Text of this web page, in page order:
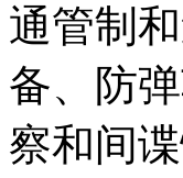
通管制
备、防
察和间